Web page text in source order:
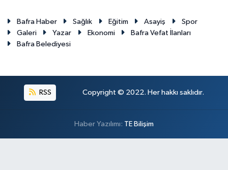
Bafra Haber Sağlık Eğitim Asayiş
Spor
Galeri
Yazar Ekonomi
Bafra Vefat İlanları
Bafra Belediyesi
RSS Copyright © 2022. Her hakkı saklıdır.
Haber Yazılımı: TE Bilişim